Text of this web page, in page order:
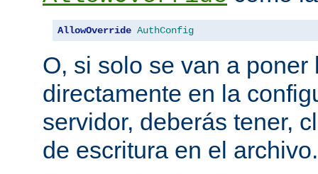
AllowOverride AuthConfig
O, si solo se van a poner
directamente en la
servidor, deberás tener,
de escritura en el archivo.